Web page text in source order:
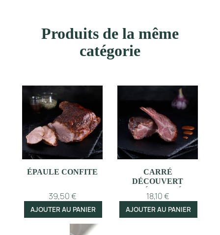
Produits de la même
catégorie
ÉPAULE CONFITE
39,50 €
AJOUTER AU PANIER
CARRÉ
DÉCOUVERT
18,10 €
AJOUTER AU PANIER